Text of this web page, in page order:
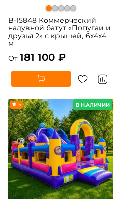
B-15848 Коммерческий
надувной батут «Попугаи и
друзья 2» с крышей, 6x4x4
м
От 181 100 ₽
В НАЛИЧИИ
5